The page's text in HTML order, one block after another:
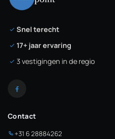
Snel terecht
17+ jaar ervaring
3 vestigingen in de regio
Contact
+31 6 28884262